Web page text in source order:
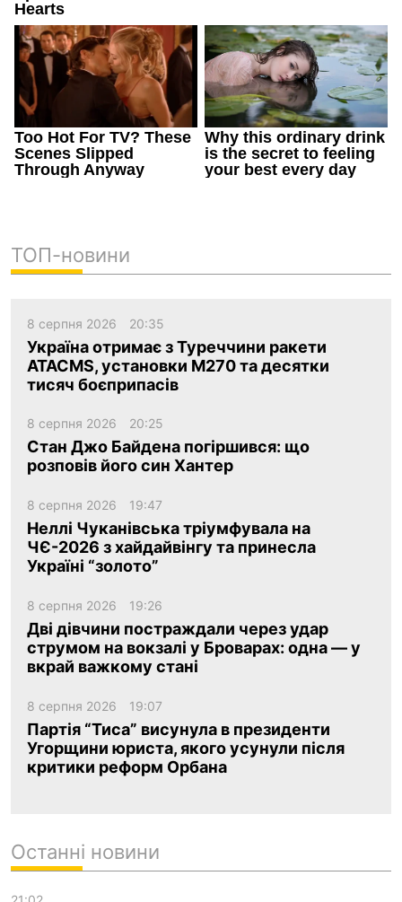
ТОП-новини
8 серпня 2026 20:35
Україна отримає з Туреччини ракети
ATACMS, установки M270 та десятки
тисяч боєприпасів
8 серпня 2026 20:25
Стан Джо Байдена погіршився: що
розповів його син Хантер
8 серпня 2026 19:47
Неллі Чуканівська тріумфувала на
ЧЄ-2026 з хайдайвінгу та принесла
Україні “золото”
8 серпня 2026 19:26
Дві дівчини постраждали через удар
струмом на вокзалі у Броварах: одна — у
вкрай важкому стані
8 серпня 2026 19:07
Партія “Тиса” висунула в президенти
Угорщини юриста, якого усунули після
критики реформ Орбана
Останні новини